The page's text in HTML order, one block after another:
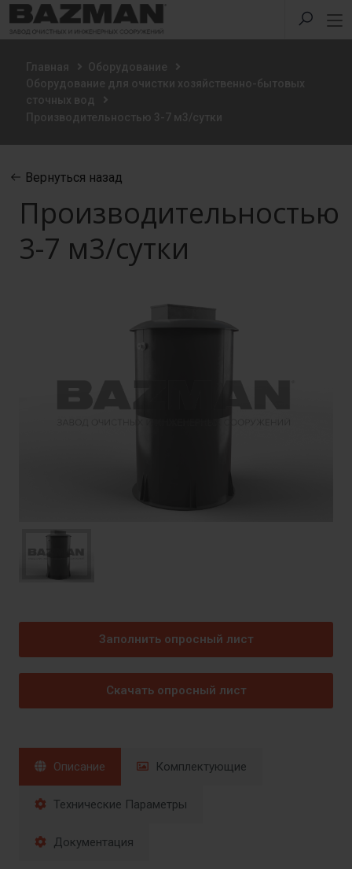
Главная
Оборудование
Оборудование для очистки хозяйственно-бытовых
сточных вод
Производительностью 3-7 м3/сутки
Вернуться назад
Производительностью
3-7 м3/сутки
Заполнить опросный лист
Скачать опросный лист
Описание Комплектующие
Технические Параметры
Документация